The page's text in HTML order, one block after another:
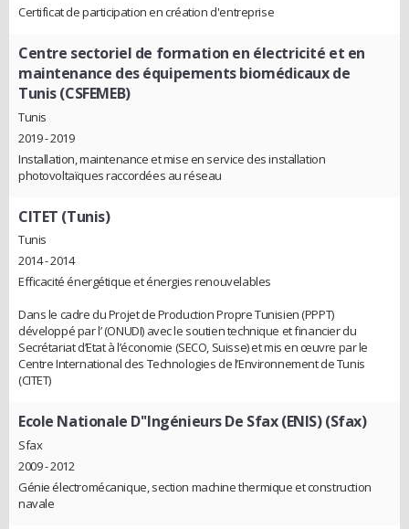
Certificat de participation en création d'entreprise
Centre sectoriel de formation en électricité et en
maintenance des équipements biomédicaux de
Tunis (CSFEMEB)
Tunis
2019 - 2019
Installation, maintenance et mise en service des installation
photovoltaïques raccordées au réseau
CITET (Tunis)
Tunis
2014 - 2014
Efficacité énergétique et énergies renouvelables
Dans le cadre du Projet de Production Propre Tunisien (PPPT)
développé par l’ (ONUDI) avec le soutien technique et financier du
Secrétariat d’Etat à l’économie (SECO, Suisse) et mis en œuvre par le
Centre International des Technologies de l’Environnement de Tunis
(CITET)
Ecole Nationale D''Ingénieurs De Sfax (ENIS) (Sfax)
Sfax
2009 - 2012
Génie électromécanique, section machine thermique et construction
navale